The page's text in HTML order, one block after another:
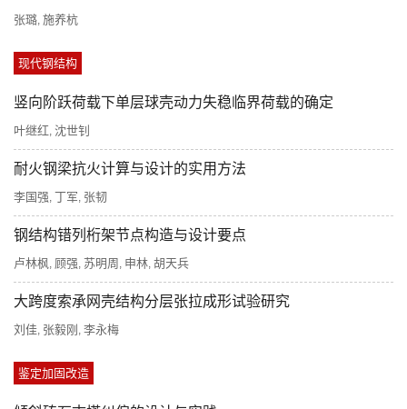
张璐 施养杭
现代钢结构
竖向阶跃荷载下单层球壳动力失稳临界荷载的确定
叶继红 沈世钊
耐火钢梁抗火计算与设计的实用方法
李国强 丁军 张韧
钢结构错列桁架节点构造与设计要点
卢林枫 顾强 苏明周 申林 胡天兵
大跨度索承网壳结构分层张拉成形试验研究
刘佳 张毅刚 李永梅
鉴定加固改造